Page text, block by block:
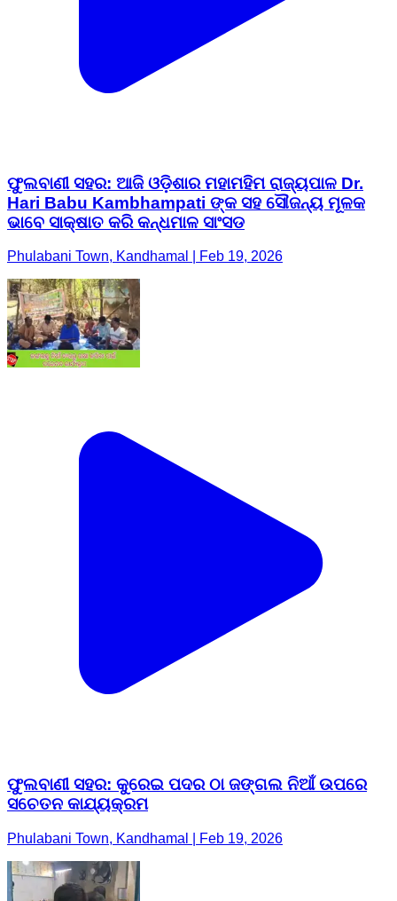
ଫୁଲବାଣୀ ସହର: ଆଜି ଓଡ଼ିଶାର ମହାମହିମ ରାଜ୍ୟପାଳ Dr.
Hari Babu Kambhampati ଙ୍କ ସହ ସୌଜନ୍ୟ ମୂଳକ
ଭାବେ ସାକ୍ଷାତ କରି କନ୍ଧମାଳ ସାଂସଡ
Phulabani Town, Kandhamal | Feb 19, 2026
ଫୁଲବାଣୀ ସହର: କୁରେଇ ପଦର ଠା ଜଙ୍ଗଲ ନିଆଁ ଉପରେ
ସଚେତନ କାଯ୍ୟକ୍ରମ
Phulabani Town, Kandhamal | Feb 19, 2026